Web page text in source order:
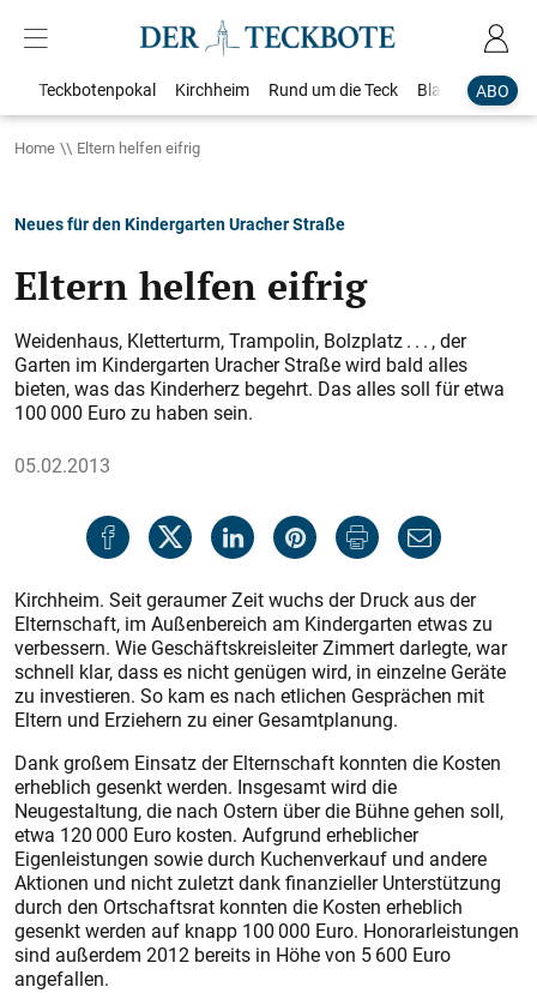
ABO
Teckbotenpokal Kirchheim Rund um die Teck Blaulicht
Home Eltern helfen eifrig
Neues für den Kindergarten Uracher Straße
Eltern helfen eifrig
Weidenhaus, Kletterturm, Trampolin, Bolzplatz . . . , der
Garten im Kindergarten Uracher Straße wird bald alles
bieten, was das Kinderherz begehrt. Das alles soll für etwa
100 000 Euro zu haben sein.
05.02.2013
Kirchheim. Seit geraumer Zeit wuchs der Druck aus der
Elternschaft, im Außenbereich am Kindergarten etwas zu
verbessern. Wie Geschäftskreisleiter Zimmert darlegte, war
schnell klar, dass es nicht genügen wird, in einzelne Geräte
zu investieren. So kam es nach etlichen Gesprächen mit
Eltern und Erziehern zu einer Gesamtplanung.
Dank großem Einsatz der Elternschaft konnten die Kosten
erheblich gesenkt werden. Insgesamt wird die
Neugestaltung, die nach Ostern über die Bühne gehen soll,
etwa 120 000 Euro kosten. Aufgrund erheblicher
Eigenleistungen sowie durch Kuchenverkauf und andere
Aktionen und nicht zuletzt dank finanzieller Unterstützung
durch den Ortschaftsrat konnten die Kosten erheblich
gesenkt werden auf knapp 100 000 Euro. Honorarleistungen
sind außerdem 2012 bereits in Höhe von 5 600 Euro
angefallen.